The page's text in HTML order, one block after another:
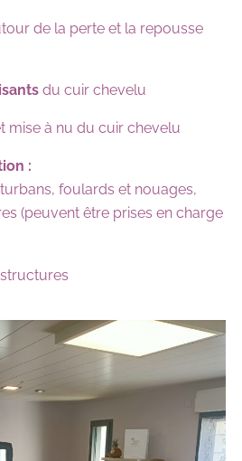
de la perte et la repousse
du cuir chevelu
mise à nu du cuir chevelu
:
foulards et nouages,
(peuvent être prises en charge